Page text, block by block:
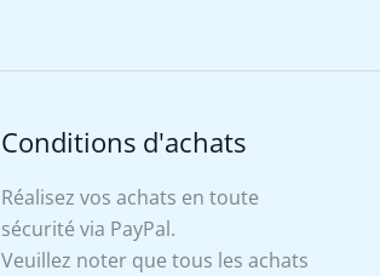
Conditions d'achats
Réalisez vos achats en toute
sécurité via PayPal.
Veuillez noter que tous les achats